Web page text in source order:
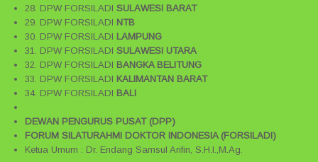
28. DPW FORSILADI SULAWESI BARAT
29. DPW FORSILADI NTB
30. DPW FORSILADI LAMPUNG
31. DPW FORSILADI SULAWESI UTARA
32. DPW FORSILADI BANGKA BELITUNG
33. DPW FORSILADI KALIMANTAN BARAT
34. DPW FORSILADI BALI
DEWAN PENGURUS PUSAT (DPP)
FORUM SILATURAHMI DOKTOR INDONESIA (FORSILADI)
Ketua Umum : Dr. Endang Samsul Arifin, S.H.I.,M.Ag.